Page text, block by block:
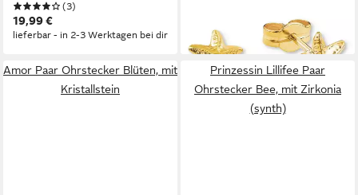
(3)
19,99 €
lieferbar - in 2-3 Werktagen bei dir
Amor Paar Ohrstecker Blüten, mit
Kristallstein
Prinzessin Lillifee Paar
Ohrstecker Bee, mit Zirkonia
(synth)